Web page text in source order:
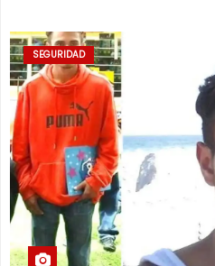
SEGURIDAD